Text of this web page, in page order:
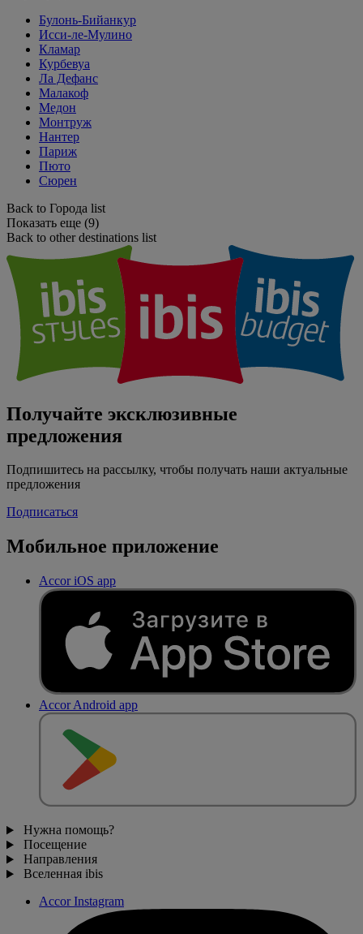
Булонь-Бийанкур
Исси-ле-Мулино
Кламар
Курбевуа
Ла Дефанс
Малакоф
Медон
Монтруж
Нантер
Париж
Пюто
Сюрен
Back to Города list
Показать еще (9)
Back to other destinations list
Получайте эксклюзивные
предложения
Подпишитесь на рассылку, чтобы получать наши актуальные
предложения
Подписаться
Мобильное приложение
Accor iOS app
Accor Android app
Нужна помощь?
Посещение
Направления
Вселенная ibis
Accor Instagram